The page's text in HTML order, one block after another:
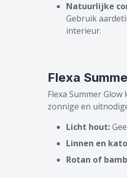
Natuurlijke
Gebruik
interieur.
Flexa
Flexa Summer
zonnige en
Licht hout:
Linnen en
Rotan of